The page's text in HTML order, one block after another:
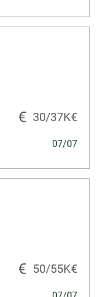
30/37K€
07/07
50/55K€